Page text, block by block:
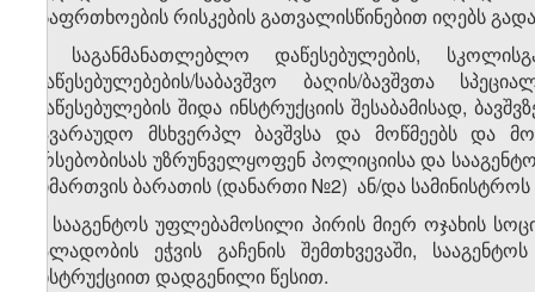
უსაფრთხოების რისკების გათვალისწინებით იღებს
5. საგანმანათლებლო დაწესებულების,
დაწესებულებების/საბავშვო ბაღის/ბავშვთა
დაწესებულების შიდა ინსტრუქციის შესაბამისად,
სავარაუდო მსხვერპლ ბავშვსა და მოწმეებს და
არსებობისას უზრუნველყოფენ პოლიციისა და
მიმართვის ბარათის (დანართი №2) ან/და სამინისტროს
6. სააგენტოს უფლებამოსილი პირის მიერ ოჯახის
ძალადობის ეჭვის გაჩენის შემთხვევაში,
ინსტრუქციით დადგენილი წესით.